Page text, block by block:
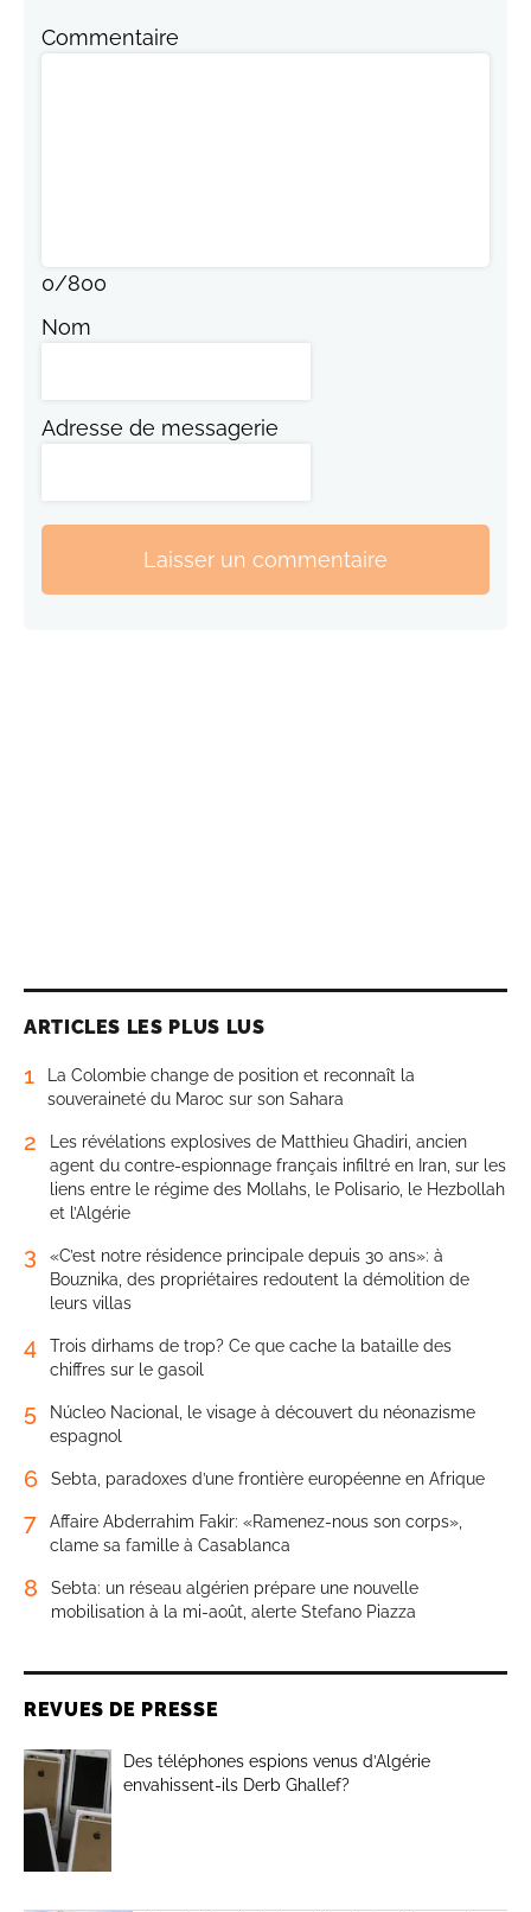
Commentaire
0/800
Nom
Adresse de messagerie
Laisser un commentaire
ARTICLES LES PLUS LUS
1
La Colombie change de position et reconnaît la
souveraineté du Maroc sur son Sahara
2
Les révélations explosives de Matthieu Ghadiri, ancien
agent du contre-espionnage français infiltré en Iran, sur les
liens entre le régime des Mollahs, le Polisario, le Hezbollah
et l’Algérie
3
«C’est notre résidence principale depuis 30 ans»: à
Bouznika, des propriétaires redoutent la démolition de
leurs villas
4
Trois dirhams de trop? Ce que cache la bataille des
chiffres sur le gasoil
5
Núcleo Nacional, le visage à découvert du néonazisme
espagnol
6 Sebta, paradoxes d’une frontière européenne en Afrique
7
Affaire Abderrahim Fakir: «Ramenez-nous son corps»,
clame sa famille à Casablanca
8
Sebta: un réseau algérien prépare une nouvelle
mobilisation à la mi-août, alerte Stefano Piazza
REVUES DE PRESSE
Des téléphones espions venus d’Algérie
envahissent-ils Derb Ghallef?